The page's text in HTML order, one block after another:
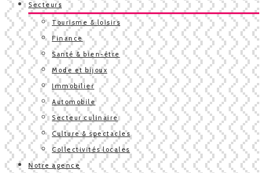
Secteurs
Tourisme & loisirs
Finance
Santé & bien-être
Mode et bijoux
Immobilier
Automobile
Secteur culinaire
Culture & spectacles
Collectivités locales
Notre agence